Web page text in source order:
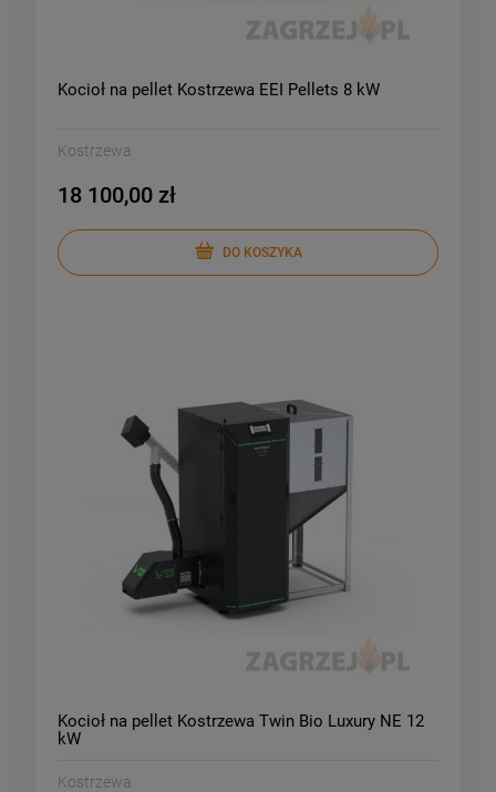
Kocioł na pellet Kostrzewa EEI Pellets 8 kW
Kostrzewa
18 100,00 zł
DO KOSZYKA
Kocioł na pellet Kostrzewa Twin Bio Luxury NE 12
kW
Kostrzewa